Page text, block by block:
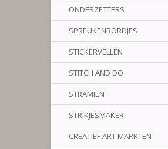
ONDERZETTERS
SPREUKENBORDJES
STICKERVELLEN
STITCH AND DO
STRAMIEN
STRIKJESMAKER
CREATIEF ART MARKTEN